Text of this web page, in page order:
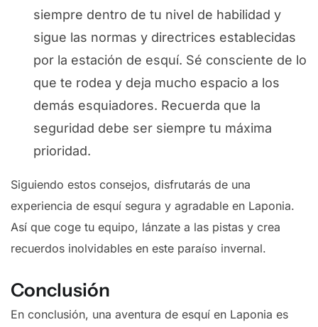
siempre dentro de tu nivel de habilidad y
sigue las normas y directrices establecidas
por la estación de esquí. Sé consciente de lo
que te rodea y deja mucho espacio a los
demás esquiadores. Recuerda que la
seguridad debe ser siempre tu máxima
prioridad.
Siguiendo estos consejos, disfrutarás de una
experiencia de esquí segura y agradable en Laponia.
Así que coge tu equipo, lánzate a las pistas y crea
recuerdos inolvidables en este paraíso invernal.
Conclusión
En conclusión, una aventura de esquí en Laponia es